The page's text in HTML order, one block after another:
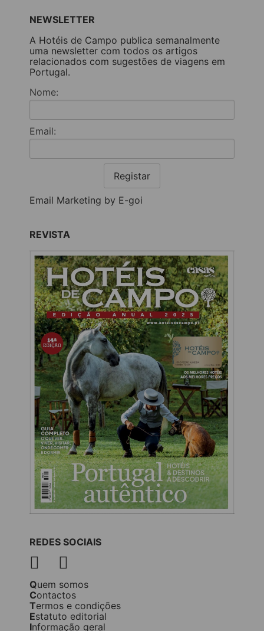
NEWSLETTER
A Hotéis de Campo publica semanalmente
uma newsletter com todos os artigos
relacionados com sugestões de viagens em
Portugal.
Nome:
Email:
Registar
Email Marketing by E-goi
REVISTA
REDES SOCIAIS
Quem somos
Contactos
Termos e condições
Estatuto editorial
Informação geral